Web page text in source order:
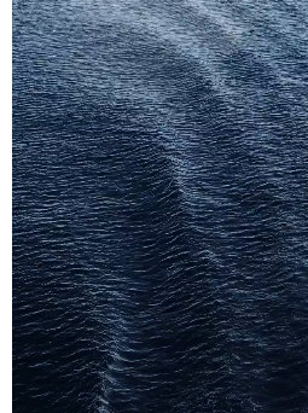
公益 一带一路
文化产业
地方频道
北京 天津
辽宁 吉林
浙江 安徽
山东 河南
广东 广西